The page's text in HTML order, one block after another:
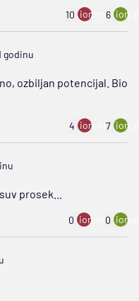
10 ion:minus
6
godinu
ozbiljan potencijal. Bio
4 ion:minus
7
prosek...
0 ion:minus
0